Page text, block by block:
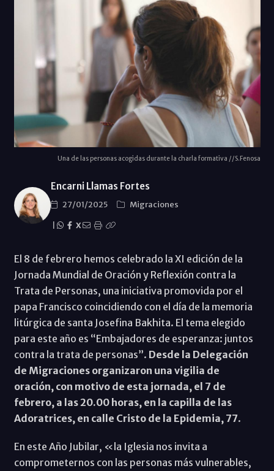
Una de las personas acogidas durante la charla formativa //S.Fenosa
Encarni Llamas Fortes
27/01/2025
Migraciones
X
El 8 de febrero hemos celebrado la XI edición de la
Jornada Mundial de Oración y Reflexión contra la
Trata de Personas, una iniciativa promovida por el
papa Francisco coincidiendo con el día de la memoria
litúrgica de santa Josefina Bakhita. El tema elegido
para este año es “Embajadores de esperanza: juntos
contra la trata de personas”. Desde la Delegación
de Migraciones organizaron una vigilia de
oración, con motivo de esta jornada, el 7 de
febrero, a las 20.00 horas, en la capilla de las
Adoratrices, en calle Cristo de la Epidemia, 77.
En este Año Jubilar, «la Iglesia nos invita a
comprometernos con las personas más vulnerables,